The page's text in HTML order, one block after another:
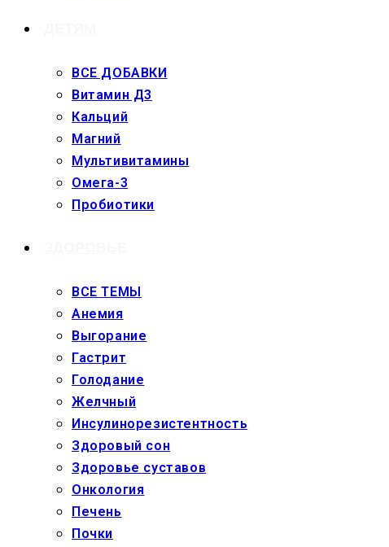
ВСЕ ДОБАВКИ
Витамин Д3
Кальций
Магний
Мультивитамины
Омега-3
Пробиотики
ВСЕ ТЕМЫ
Анемия
Выгорание
Гастрит
Голодание
Желчный
Инсулинорезистентность
Здоровый сон
Здоровье суставов
Онкология
Печень
Почки